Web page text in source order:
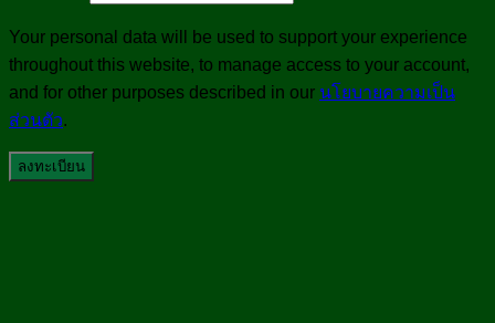
Your personal data will be used to support your experience
throughout this website, to manage access to your account,
and for other purposes described in our นโยบายความเป็น
ส่วนตัว.
ลงทะเบียน